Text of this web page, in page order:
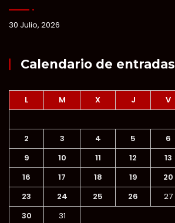
30 Julio, 2026
Calendario de entradas
L M X J V
2
3 4 5 6
9
10 11 12 13
16
17 18 19 20
23
24 25 26 27
30
31